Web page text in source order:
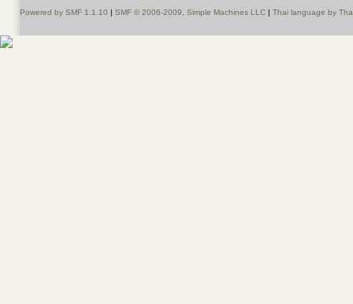
Powered by SMF 1.1.10 | SMF © 2006-2009, Simple Machines LLC | Thai language by